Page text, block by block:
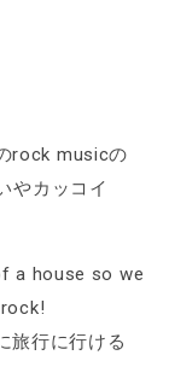
rock musicの
やカッコイ
a house so we
旅行に行ける